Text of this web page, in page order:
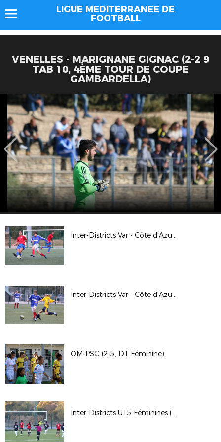
LIGUE MEDITERRANEE DE
FOOTBALL
VENELLES - MARIGNANE GIGNAC (2-2 9
TAB 10, 4ÈME TOUR DE COUPE
GAMBARDELLA)
Inter-Districts Var - Côte d'Azur U15G (2-6, La Garde)
Inter-Districts Var - Côte d'Azur U15F (4-1, La Garde)
OM-PSG (2-5, D1 Féminine)
Inter-Districts U15 Féminines (Saint-Cannat)